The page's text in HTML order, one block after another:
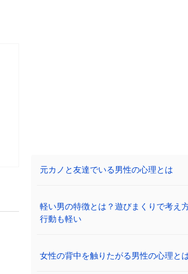
元カノと友達でいる男性の心理とは
軽い男の特徴とは？遊びまくりで考え
行動も軽い
女性の背中を触りたがる男性の心理と